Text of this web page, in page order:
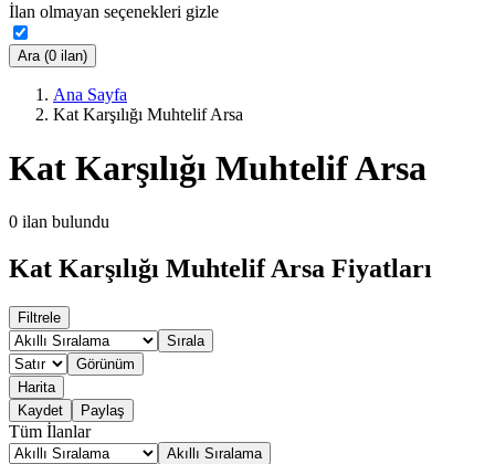
İlan olmayan seçenekleri gizle
Ara (0 ilan)
Ana Sayfa
Kat Karşılığı Muhtelif Arsa
Kat Karşılığı Muhtelif Arsa
0 ilan bulundu
Kat Karşılığı Muhtelif Arsa Fiyatları
Filtrele
Sırala
Görünüm
Harita
Kaydet
Paylaş
Tüm İlanlar
Akıllı Sıralama